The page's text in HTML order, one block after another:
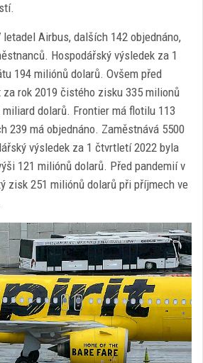
Airbus, dalších 142 objednáno,
Hospodářský výsledek za 1
194 miliónů dolarů. Ovšem před
rok 2019 čistého zisku 335 milionů
dolarů. Frontier má flotilu 113
239 má objednáno. Zaměstnává 5500
výsledek za 1 čtvrtletí 2022 byla
121 miliónů dolarů. Před pandemií v
zisk 251 miliónů dolarů při příjmech ve